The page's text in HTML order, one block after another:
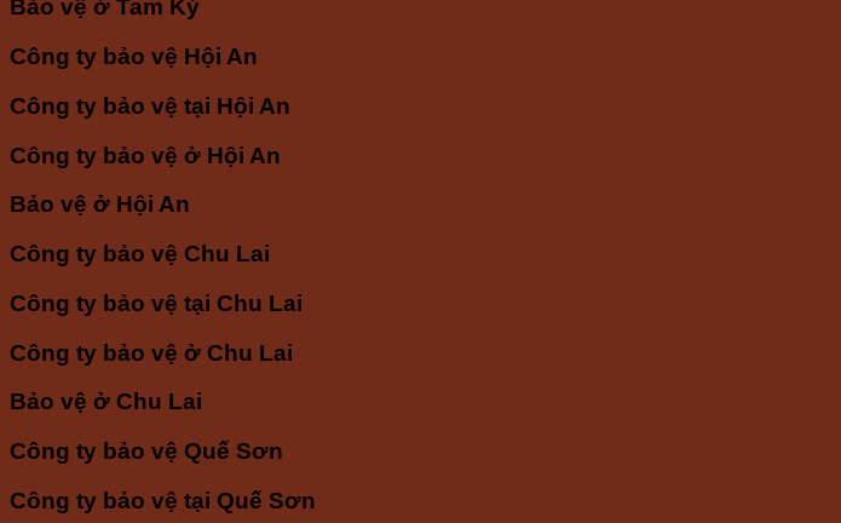
Bảo vệ ở Tam Kỳ
Công ty bảo vệ Hội An
Công ty bảo vệ tại Hội An
Công ty bảo vệ ở Hội An
Bảo vệ ở Hội An
Công ty bảo vệ Chu Lai
Công ty bảo vệ tại Chu Lai
Công ty bảo vệ ở Chu Lai
Bảo vệ ở Chu Lai
Công ty bảo vệ Quế Sơn
Công ty bảo vệ tại Quế Sơn